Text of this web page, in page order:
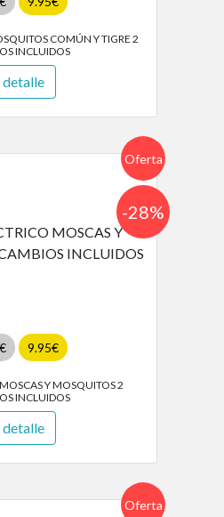
COMÚN Y TIGRE 2
INCLUIDOS
detalle
Oferta
9.95€
-28%
Y MOSQUITOS 2
INCLUIDOS
detalle
Oferta